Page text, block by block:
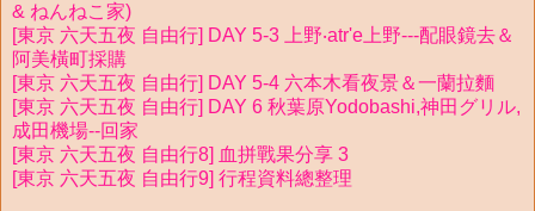
& ねんねこ家)
[東京 六天五夜 自由行] DAY 5-3 上野‧atr'e上野---配眼鏡去＆
阿美橫町採購
[東京 六天五夜 自由行] DAY 5-4 六本木看夜景＆一蘭拉麵
[東京 六天五夜 自由行] DAY 6 秋葉原Yodobashi,神田グリル,
成田機場--回家
[東京 六天五夜 自由行8] 血拼戰果分享 3
[東京 六天五夜 自由行9] 行程資料總整理